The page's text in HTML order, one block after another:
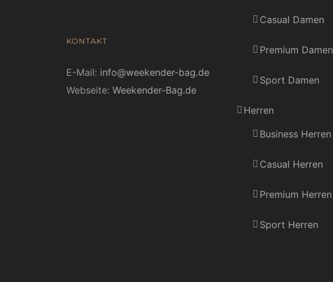
KONTAKT
E-Mail: info@weekender-bag.de
Webseite: Weekender-Bag.de
Casual Damen
Premium Damen
Sport Damen
Herren
Business Herren
Casual Herren
Premium Herren
Sport Herren